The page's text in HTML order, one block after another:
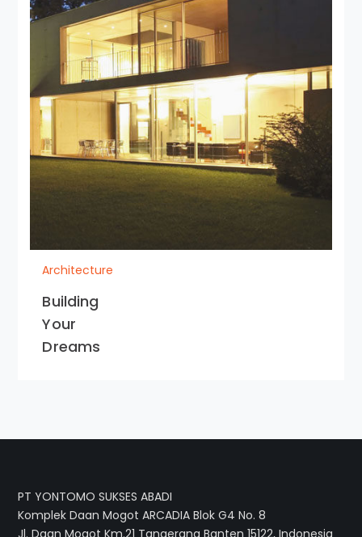
Architecture
Building
Your
Dreams
PT YONTOMO SUKSES ABADI
Komplek Daan Mogot ARCADIA Blok G4 No. 8
Jl. Daan Mogot Km.21 Tangerang Banten 15122, Indonesia